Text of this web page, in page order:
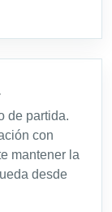
de partida.
con
mantener la
desde